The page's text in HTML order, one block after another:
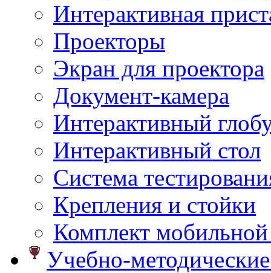
Интерактивная
Проекторы
Экран для проектора
Документ-камера
Интерактивный
Интерактивный стол
Система
Крепления и стойки
Комплект
Учебно-